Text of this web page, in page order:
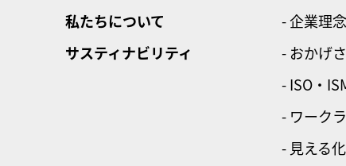
私たちについて
サスティナビリティ
- 企業理念
- おかげ
- ISO・
- ワーク
- 見える